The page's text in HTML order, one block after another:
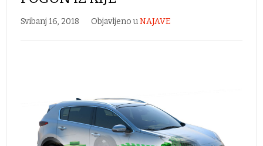
Svibanj 16, 2018 Objavljeno uNAJAVE